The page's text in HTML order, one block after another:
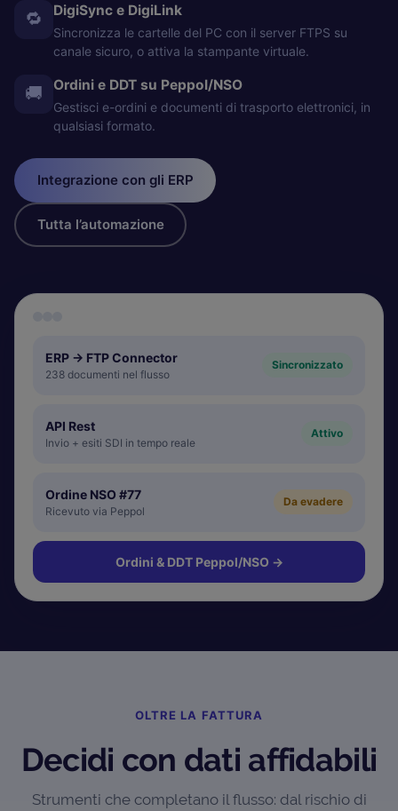
🔁 DigiSync e DigiLink
Sincronizza le cartelle del PC con il server FTPS su
canale sicuro, o attiva la stampante virtuale.
🚚 Ordini e DDT su Peppol/NSO
Gestisci e-ordini e documenti di trasporto elettronici, in
qualsiasi formato.
Integrazione con gli ERP
Tutta l’automazione
ERP → FTP Connector
238 documenti nel flusso
Sincronizzato
API Rest
Invio + esiti SDI in tempo reale
Attivo
Ordine NSO #77
Ricevuto via Peppol
Da evadere
Ordini & DDT Peppol/NSO →
OLTRE LA FATTURA
Decidi con dati affidabili
Strumenti che completano il flusso: dal rischio di